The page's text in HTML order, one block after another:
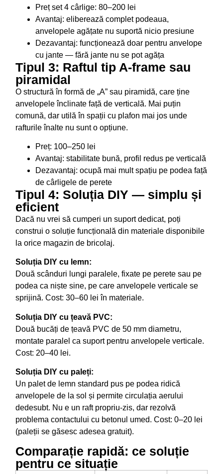
Preț set 4 cârlige: 80–200 lei
Avantaj: eliberează complet podeaua,
anvelopele agățate nu suportă nicio presiune
Dezavantaj: funcționează doar pentru anvelope
cu jante — fără jante nu se pot agăța
Tipul 3: Raftul tip A-frame sau
piramidal
O structură în formă de „A” sau piramidă, care ține
anvelopele înclinate față de verticală. Mai puțin
comună, dar utilă în spații cu plafon mai jos unde
rafturile înalte nu sunt o opțiune.
Preț: 100–250 lei
Avantaj: stabilitate bună, profil redus pe verticală
Dezavantaj: ocupă mai mult spațiu pe podea față
de cârligele de perete
Tipul 4: Soluția DIY — simplu și
eficient
Dacă nu vrei să cumperi un suport dedicat, poți
construi o soluție funcțională din materiale disponibile
la orice magazin de bricolaj.
Soluția DIY cu lemn:
Două scânduri lungi paralele, fixate pe perete sau pe
podea ca niște sine, pe care anvelopele verticale se
sprijină. Cost: 30–60 lei în materiale.
Soluția DIY cu țeavă PVC:
Două bucăți de țeavă PVC de 50 mm diametru,
montate paralel ca suport pentru anvelopele verticale.
Cost: 20–40 lei.
Soluția DIY cu paleți:
Un palet de lemn standard pus pe podea ridică
anvelopele de la sol și permite circulația aerului
dedesubt. Nu e un raft propriu-zis, dar rezolvă
problema contactului cu betonul umed. Cost: 0–20 lei
(paleții se găsesc adesea gratuit).
Comparație rapidă: ce soluție
pentru ce situație